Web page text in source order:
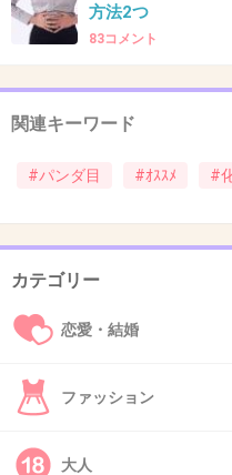
手間かかるけど、にじみが
く見えるのでオススメです！
36. 匿名2013/05/06(月) 00:51:31
ベルサイユの薔薇み
わりに滲みにくいと
方法2つ
83コメント
関連キーワード
#パンダ目 #ｵｽｽﾒ #
カテゴリー
恋愛・結婚
ファッション
大人